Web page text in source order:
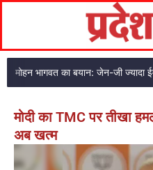
मोहन भागवत का बयान: जेन-जी ज्यादा
मोदी का TMC पर तीखा
अब खत्म